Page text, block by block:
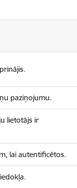
paziņojumu.
lietotājs ir
lai autentificētos.